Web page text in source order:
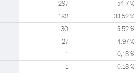
297 54,7 %
182 33,52 %
30 5,52 %
27 4,97 %
1 0,18 %
1 0,18 %